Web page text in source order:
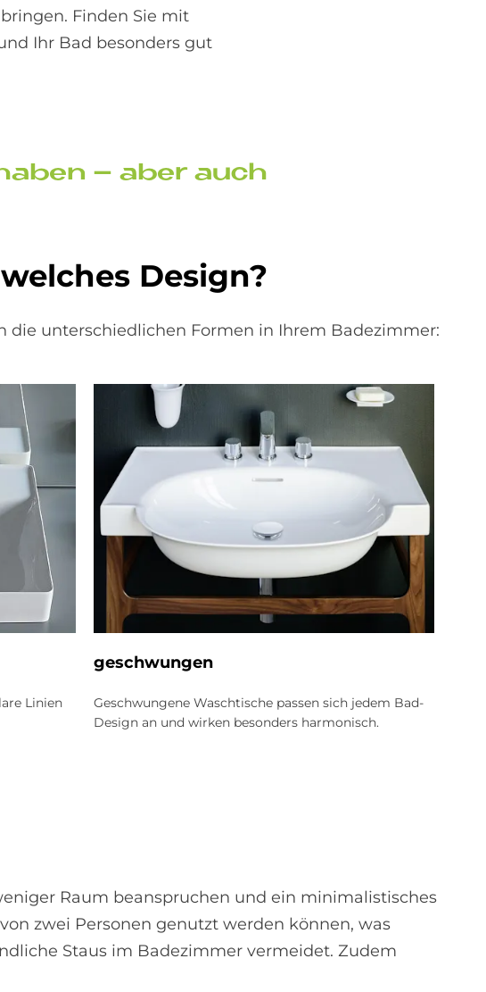
Finden Sie mit
Ihr Bad besonders gut
– aber auch
De­sign?
die unterschiedlichen Formen in Ihrem Badezimmer:
Linien
ge­schwun­gen
Geschwungene Waschtische passen sich jedem Bad-
Design an und wirken besonders harmonisch.
Raum beanspruchen und ein minimalistisches
zwei Personen genutzt werden können, was
Staus im Badezimmer vermeidet. Zudem